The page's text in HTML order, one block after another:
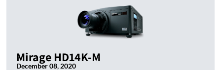
Mirage HD14K-M
December 08, 2020